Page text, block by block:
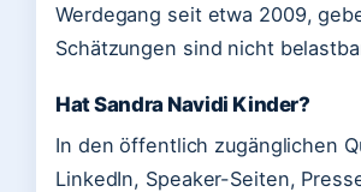
Werdegang seit etwa 2009,
Schätzungen sind nicht
Hat Sandra Navidi Kinder?
In den öffentlich zugänglichen
LinkedIn, Speaker-Seiten,